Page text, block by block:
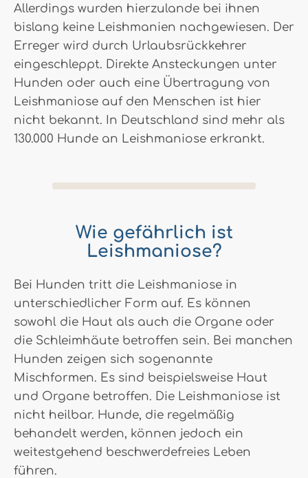
Allerdings wurden hierzulande bei ihnen
bislang keine Leishmanien nachgewiesen. Der
Erreger wird durch Urlaubsrückkehrer
eingeschleppt. Direkte Ansteckungen unter
Hunden oder auch eine Übertragung von
Leishmaniose auf den Menschen ist hier
nicht bekannt. In Deutschland sind mehr als
130.000 Hunde an Leishmaniose erkrankt.
Wie gefährlich ist
Leishmaniose?
Bei Hunden tritt die Leishmaniose in
unterschiedlicher Form auf. Es können
sowohl die Haut als auch die Organe oder
die Schleimhäute betroffen sein. Bei manchen
Hunden zeigen sich sogenannte
Mischformen. Es sind beispielsweise Haut
und Organe betroffen. Die Leishmaniose ist
nicht heilbar. Hunde, die regelmäßig
behandelt werden, können jedoch ein
weitestgehend beschwerdefreies Leben
führen.